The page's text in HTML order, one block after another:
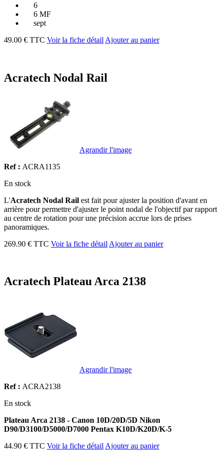
6
6 MF
sept
49.00 € TTC Voir la fiche détail Ajouter au panier
Acratech Nodal Rail
Agrandir l'image
Ref : ACRA1135
En stock
L'Acratech Nodal Rail est fait pour ajuster la position d'avant en
arrière pour permettre d'ajuster le point nodal de l'objectif par rapport
au centre de rotation pour une précision accrue lors de prises
panoramiques.
269.90 € TTC Voir la fiche détail Ajouter au panier
Acratech Plateau Arca 2138
Agrandir l'image
Ref : ACRA2138
En stock
Plateau Arca 2138 - Canon 10D/20D/5D Nikon
D90/D3100/D5000/D7000 Pentax K10D/K20D/K-5
44.90 € TTC Voir la fiche détail Ajouter au panier